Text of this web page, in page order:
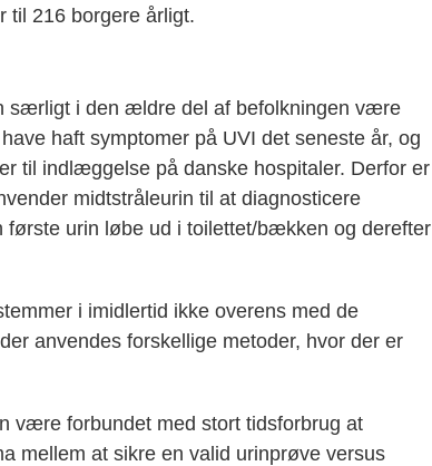
til 216 borgere årligt.
særligt i den ældre del af befolkningen være
haft symptomer på UVI det seneste år, og
til indlæggelse på danske hospitaler. Derfor er
midtstråleurin til at diagnosticere
urin løbe ud i toilettet/bækken og derefter
i imidlertid ikke overens med de
anvendes forskellige metoder, hvor der er
være forbundet med stort tidsforbrug at
mellem at sikre en valid urinprøve versus